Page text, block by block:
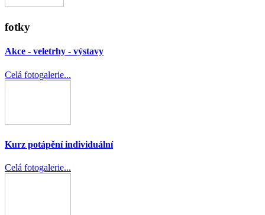
fotky
Akce - veletrhy - výstavy
Celá fotogalerie...
Kurz potápění individuální
Celá fotogalerie...